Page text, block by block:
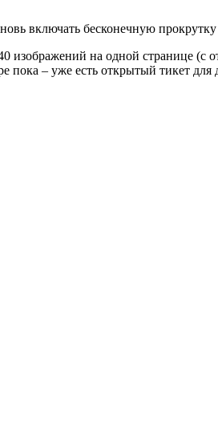
включать бесконечную
на одной странице (с
пока – уже есть открытый тикет